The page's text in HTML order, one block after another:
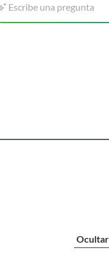
Escribe una pregunta
Ocultar